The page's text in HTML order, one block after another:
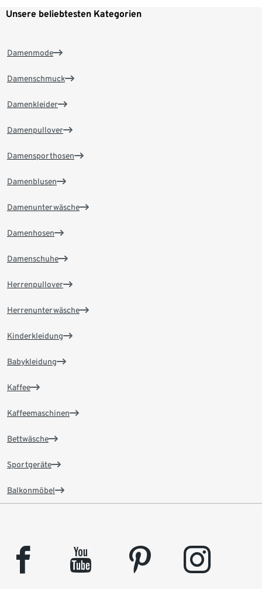
Unsere beliebtesten Kategorien
Damenmode
Damenschmuck
Damenkleider
Damenpullover
Damensporthosen
Damenblusen
Damenunterwäsche
Damenhosen
Damenschuhe
Herrenpullover
Herrenunterwäsche
Kinderkleidung
Babykleidung
Kaffee
Kaffeemaschinen
Bettwäsche
Sportgeräte
Balkonmöbel
facebook youtube pinterest instagram